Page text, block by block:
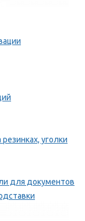
уголки
для документов